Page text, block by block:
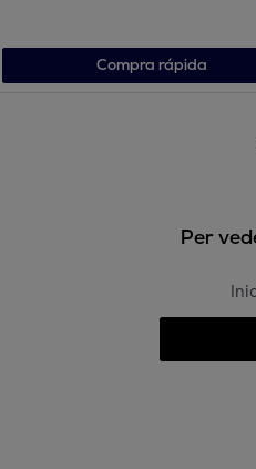
Compra rápida
Per